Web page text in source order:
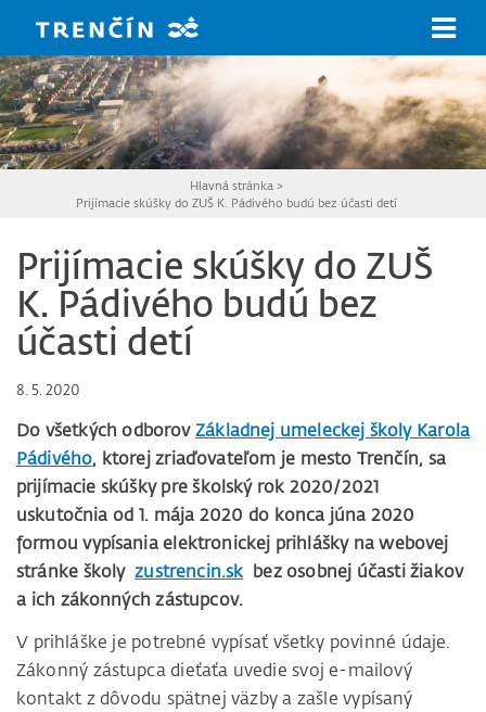
Hlavná stránka >
Prijímacie skúšky do ZUŠ K. Pádivého budú bez účasti detí
Prijímacie skúšky do ZUŠ
K. Pádivého budú bez
účasti detí
8. 5. 2020
Do všetkých odborovZákladnej umeleckej školy Karola
Pádivého, ktorej zriaďovateľom je mesto Trenčín, sa
prijímacie skúšky pre školský rok 2020/2021
uskutočnia od 1. mája 2020 do konca júna 2020
formou vypísania elektronickej prihlášky na webovej
stránke školyzustrencin.sk bez osobnej účasti žiakov
a ich zákonných zástupcov.
V prihláške je potrebné vypísať všetky povinné údaje.
Zákonný zástupca dieťaťa uvedie svoj e-mailový
kontakt z dôvodu spätnej väzby a zašle vypísaný